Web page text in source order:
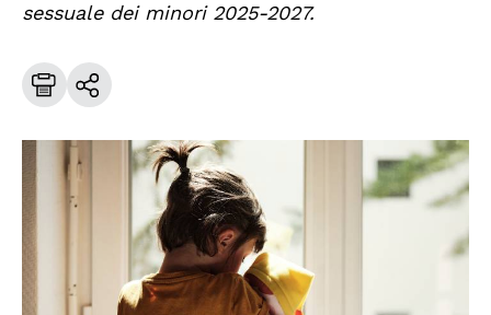
sessuale dei minori 2025-2027.